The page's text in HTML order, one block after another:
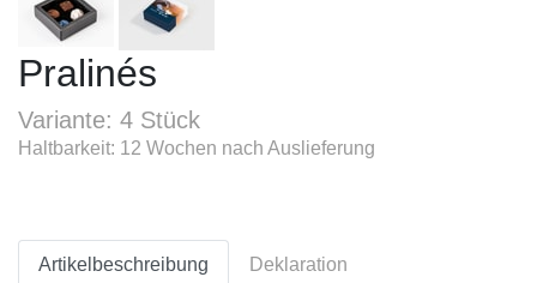
Pralinés
Variante: 4 Stück
Haltbarkeit: 12 Wochen nach Auslieferung
Artikelbeschreibung Deklaration